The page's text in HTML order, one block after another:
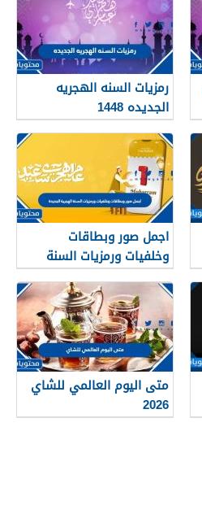
رمزيات السنه الهجريه
الجديده 1448
اجمل صور وبطاقات
وخلفيات ورمزيات السنة
الهجرية الجديدة 1448
متى اليوم العالمي للشاي
2026